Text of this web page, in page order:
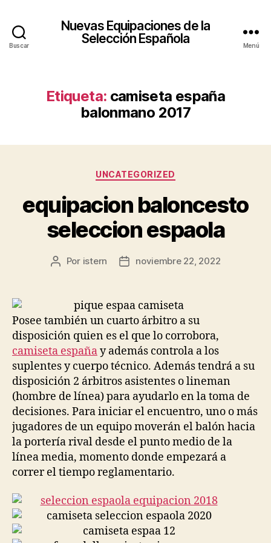
Buscar
Nuevas Equipaciones de la
Selección Española
Menú
Etiqueta: camiseta españa
balonmano 2017
Categorías
UNCATEGORIZED
equipacion baloncesto
seleccion espaola
Autor
entrada
Por istern
Fecha
entrada
noviembre 22, 2022
Posee también un cuarto árbitro a su
disposición quien es el que lo corrobora,
camiseta españay además controla a los
suplentes y cuerpo técnico. Además tendrá a su
disposición 2 árbitros asistentes o lineman
(hombre de línea) para ayudarlo en la toma de
decisiones. Para iniciar el encuentro, uno o más
jugadores de un equipo moverán el balón hacia
la portería rival desde el punto medio de la
línea media, momento donde empezará a
correr el tiempo reglamentario.